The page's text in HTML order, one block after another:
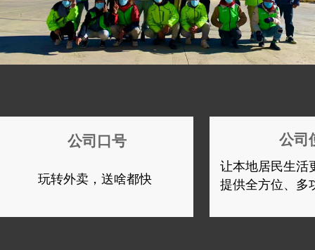
公司口号 公司
玩转外卖，送啥都快
让本地居民生活
提供全方位、多